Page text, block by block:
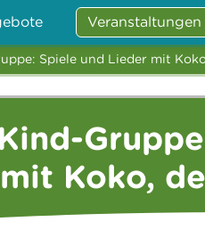
Veranstaltungen
Spiele und Lieder mit
Koko,